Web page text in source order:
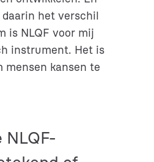
het verschil
is NLQF voor mij
instrument. Het is
mensen kansen te